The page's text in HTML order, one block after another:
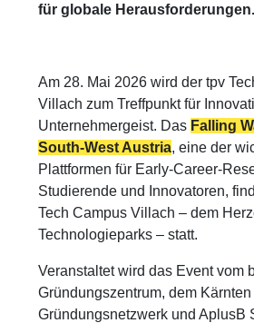
für globale Herausforderungen.
Am 28. Mai 2026 wird der tpv
Villach zum Treffpunkt für
Unternehmergeist. Das Falling
South-West Austria, eine der
Plattformen für Early-Career-
Studierende und Innovatoren,
Tech Campus Villach – dem
Technologieparks – statt.
Veranstaltet wird das Event vom
Gründungszentrum, dem Kärnten
Gründungsnetzwerk und AplusB